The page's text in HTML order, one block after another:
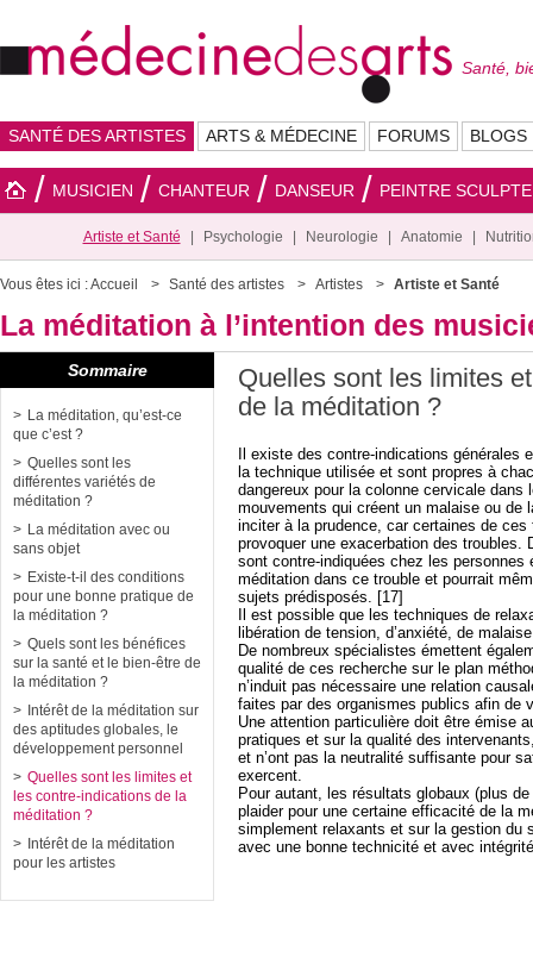
Santé,
SANTÉ DES ARTISTES ARTS & MÉDECINE FORUMS BLOGS
MUSICIEN CHANTEUR DANSEUR PEINTRE
Artiste et Santé Psychologie Neurologie Anatomie
Vous êtes ici :Accueil Santé des artistes Artistes Artiste et Santé
La méditation à l’intention des
Quelles sont les limites
de la méditation ?
Il existe des contre-indications
la technique utilisée et sont propres à
dangereux pour la colonne cervicale
mouvements qui créent un malaise ou de
inciter à la prudence, car certaines de
provoquer une exacerbation des
sont contre-indiquées chez les
méditation dans ce trouble et pourrait
sujets prédisposés. [17]
Il est possible que les techniques de
libération de tension, d’anxiété, de
De nombreux spécialistes émettent
qualité de ces recherche sur le plan
n’induit pas nécessaire une relation
faites par des organismes publics afin de
Une attention particulière doit être émise
pratiques et sur la qualité des
et n’ont pas la neutralité suffisante pour
exercent.
Pour autant, les résultats globaux (plus
plaider pour une certaine efficacité de la
simplement relaxants et sur la gestion du
avec une bonne technicité et avec
Sommaire
La méditation, qu’est-ce
que c’est ?
Quelles sont les
différentes variétés de
méditation ?
La méditation avec ou
sans objet
Existe-t-il des conditions
pour une bonne pratique de
la méditation ?
Quels sont les bénéfices
sur la santé et le bien-être de
la méditation ?
Intérêt de la méditation sur
des aptitudes globales, le
développement personnel
Quelles sont les limites et
les contre-indications de la
méditation ?
Intérêt de la méditation
pour les artistes